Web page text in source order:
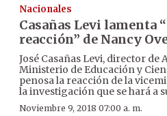
Nacionales
Casañas Levi lamenta
reacción” de Nancy
José Casañas Levi, director
Ministerio de Educación y
penosa la reacción de la
la investigación que se hará a
Noviembre 9, 2018 07:00 a. m.